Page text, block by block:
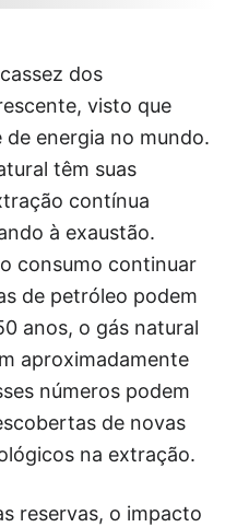
dos
visto que
energia no mundo.
têm suas
contínua
à exaustão.
consumo continuar
de petróleo podem
anos, o gás natural
aproximadamente
números podem
de novas
na extração.
reservas, o impacto